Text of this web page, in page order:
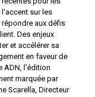
sur les
aux défis
Des enjeux
et accélérer sa
en faveur de
ADN, l'édition
marquée par
Scarella, Directeur